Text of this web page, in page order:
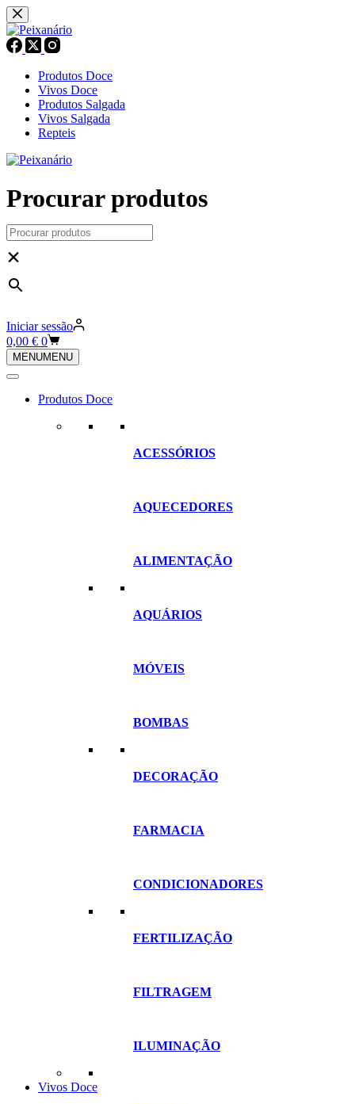
Pular
para
o
conteúdo
Produtos Doce
Vivos Doce
Produtos Salgada
Vivos Salgada
Repteis
Procurar produtos
×
Iniciar sessão
Carrinho
de
compras
0,00 € 0
MENUMENU
Produtos Doce
ACESSÓRIOS
AQUECEDORES
ALIMENTAÇÃO
AQUÁRIOS
MÓVEIS
BOMBAS
DECORAÇÃO
FARMACIA
CONDICIONADORES
FERTILIZAÇÃO
FILTRAGEM
ILUMINAÇÃO
Vivos Doce